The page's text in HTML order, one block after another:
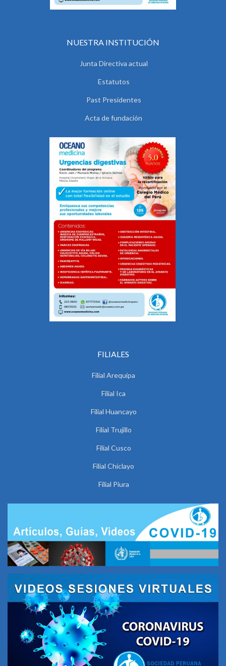
NUESTRA INSTITUCIÓN
Junta Directiva actual
Estatutos
Past Presidentes
Acta de fundación
FILIALES
Filial Arequipa
Filial Ica
Filial Huancayo
Filial Trujillo
Filial Cusco
Filial Chiclayo
Filial Piura